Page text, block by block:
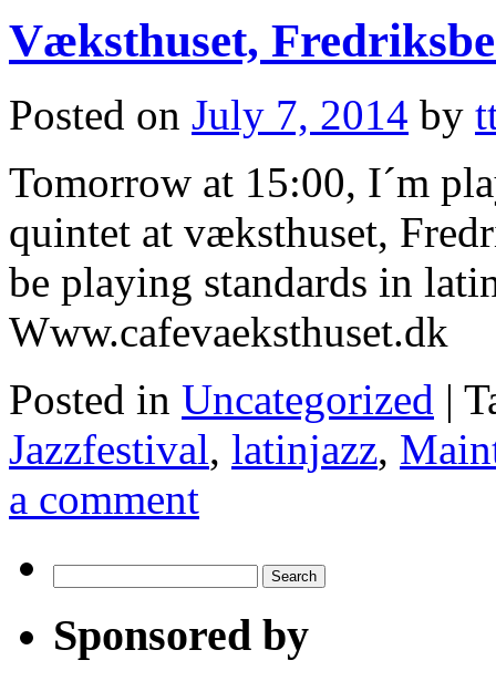
Væksthuset,
Posted on July 7, 2014 by
Tomorrow at 15:00, I´m
quintet at væksthuset,
be playing standards in
Www.cafevaeksthuset.dk
Posted in Uncategorized |
Jazzfestival, latinjazz,
a comment
for:
Sponsored by